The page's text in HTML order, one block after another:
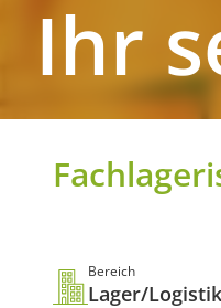
Ihr
Bereich
Lager/Logistik